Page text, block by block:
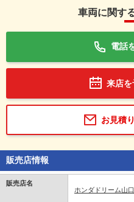
車両に関す
電話
来店を
お見積
販売店情報
販売店名
ホンダドリーム山口